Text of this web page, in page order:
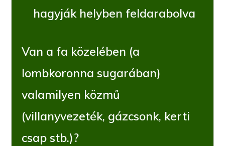
hagyják helyben feldarabolva
Van a fa közelében (a
lombkoronna sugarában)
valamilyen közmű
(villanyvezeték, gázcsonk, kerti
csap stb.)?